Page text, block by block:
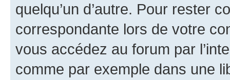
quelqu’un d’autre. Pour rester
correspondante lors de votre
vous accédez au forum par
comme par exemple dans une